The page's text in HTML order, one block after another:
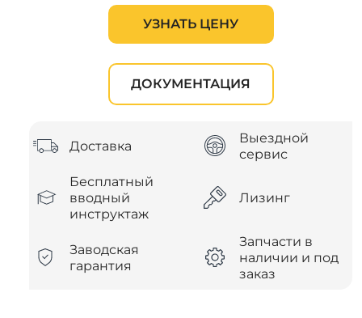
УЗНАТЬ ЦЕНУ
ДОКУМЕНТАЦИЯ
Доставка
Выездной
сервис
Бесплатный
вводный
инструктаж
Лизинг
Заводская
гарантия
Запчасти в
наличии и под
заказ